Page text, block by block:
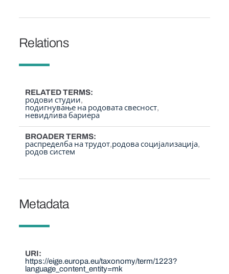
Relations
RELATED TERMS
родови студии
подигнување на родовата свесност
невидлива бариера
BROADER TERMS
распределба на трудот родова социјализација
родов систем
Metadata
URI
https://eige.europa.eu/taxonomy/term/1223?
language_content_entity=mk